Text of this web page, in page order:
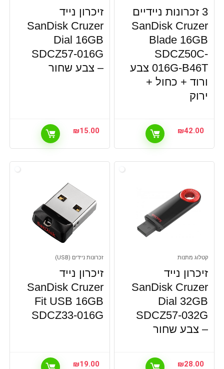
3 זכרונות ניידיים
SanDisk Cruzer
Blade 16GB
SDCZ50C-
016G-B46T צבע
ורוד + כחול +
ירוק
₪42.00
זיכרון נייד
SanDisk Cruzer
Dial 16GB
SDCZ57-016G
– צבע שחור
₪15.00
קטלוג מתנות
זיכרון נייד
SanDisk Cruzer
Dial 32GB
SDCZ57-032G
– צבע שחור
₪28.00
זכרונות ניידים (USB)
זיכרון נייד
SanDisk Cruzer
Fit USB 16GB
SDCZ33-016G
₪19.00